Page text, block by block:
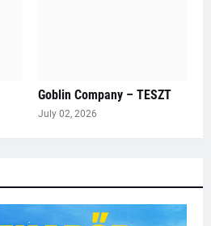
Goblin Company – TESZT
July 02, 2026